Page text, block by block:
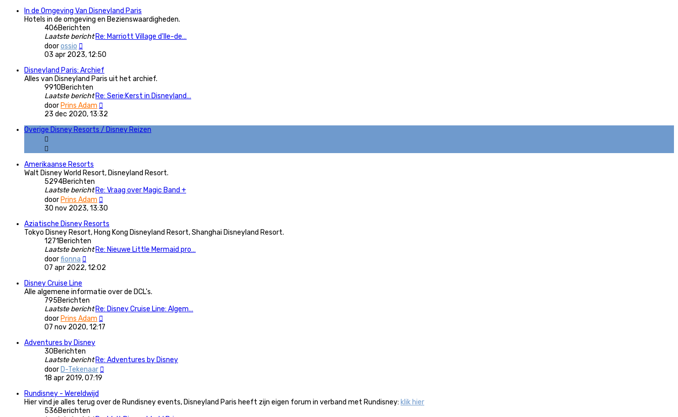
In de Omgeving Van Disneyland Paris
Hotels in de omgeving en Bezienswaardigheden.
406Berichten
Laatste bericht Re: Marriott Village d'Ile-de…
doorossio
laatste
03 apr 2023, 12:50
Disneyland Paris: Archief
Alles van Disneyland Paris uit het archief.
9910Berichten
Laatste bericht Re: Serie:Kerst in Disneyland…
door Prins Adam
laatste
23 dec 2020, 13:32
Overige Disney Resorts / Disney Reizen
Amerikaanse Resorts
Walt Disney World Resort, Disneyland Resort.
5294Berichten
Laatste bericht Re: Vraag over Magic Band +
door Prins Adam
laatste
30 nov 2023, 13:30
Aziatische Disney Resorts
Tokyo Disney Resort, Hong Kong Disneyland Resort, Shanghai Disneyland Resort.
1271 Berichten
Laatste bericht Re: Nieuwe Little Mermaid pro…
doorfionna
laatste
07 apr 2022, 12:02
Disney Cruise Line
Alle algemene informatie over de DCL's.
795Berichten
Laatste bericht Re: Disney Cruise Line: Algem…
door Prins Adam
laatste
07 nov 2020, 12:17
Adventures by Disney
30Berichten
Laatste bericht Re: Adventures by Disney
door D-Tekenaar
18 apr 2019, 07:19
Rundisney - Wereldwijd
Hier vind je alles terug over de Rundisney events, Disneyland Paris heeft zijn eigen forum in verband met Rundisney: klik hier
536Berichten